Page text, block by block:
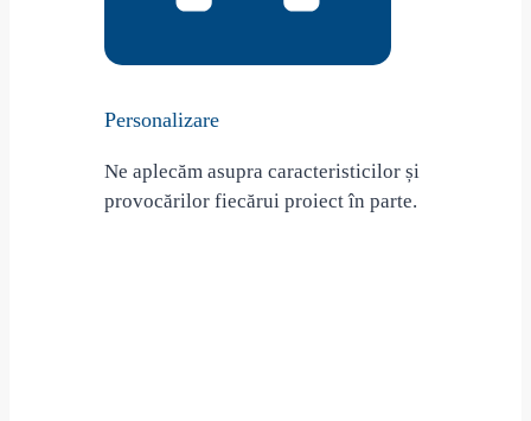
Personalizare
Ne aplecăm asupra caracteristicilor și
provocărilor fiecărui proiect în parte.